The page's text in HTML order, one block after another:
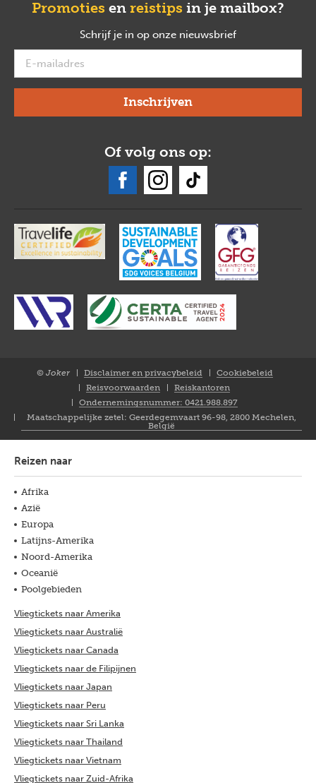
Promoties en reistips in je mailbox?
Schrijf je in op onze nieuwsbrief
Of volg ons op:
© Joker
Disclaimer en privacybeleid
Cookiebeleid
Reisvoorwaarden
Reiskantoren
Ondernemingsnummer: 0421.988.897
Maatschappelijke zetel: Geerdegemvaart 96-98, 2800 Mechelen,
België
Reizen naar
Afrika
Azië
Europa
Latijns-Amerika
Noord-Amerika
Oceanië
Poolgebieden
Vliegtickets naar Amerika
Vliegtickets naar Australië
Vliegtickets naar Canada
Vliegtickets naar de Filipijnen
Vliegtickets naar Japan
Vliegtickets naar Peru
Vliegtickets naar Sri Lanka
Vliegtickets naar Thailand
Vliegtickets naar Vietnam
Vliegtickets naar Zuid-Afrika